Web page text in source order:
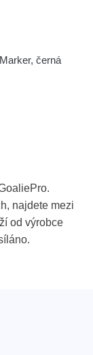
černá
najdete mezi
od výrobce